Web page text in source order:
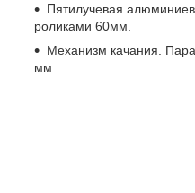
Пятилучевая
роликами 60мм.
Механизм качания.
мм